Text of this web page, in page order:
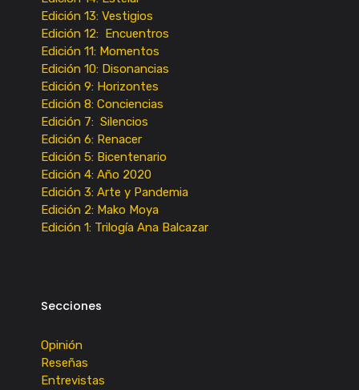
Edición 13: Vestigios
Edición 12: Encuentros
Edición 11: Momentos
Edición 10: Disonancias
Edición 9: Horizontes
Edición 8: Conciencias
Edición 7: Silencios
Edición 6: Renacer
Edición 5: Bicentenario
Edición 4: Año 2020
Edición 3: Arte y Pandemia
Edición 2: Mako Moya
Edición 1: Trilogía Ana Balcazar
Secciones
Opinión
Reseñas
Entrevistas